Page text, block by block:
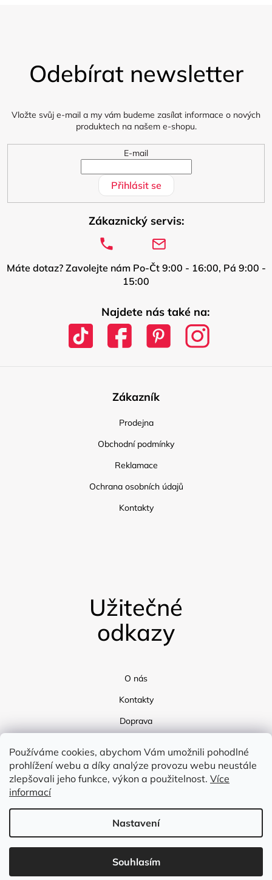
Používáme cookies, abychom Vám umožnili pohodlné
prohlížení webu a díky analýze provozu webu neustále
zlepšovali jeho funkce, výkon a použitelnost. Více
informací
Nastavení
Souhlasím
Odebírat newsletter
Vložte svůj e-mail a my vám budeme zasílat informace o nových
produktech na našem e-shopu.
E-mail
Přihlásit se
Zákaznický servis:
Máte dotaz? Zavolejte nám Po-Čt 9:00 - 16:00, Pá 9:00 -
15:00
Najdete nás také na:
Zákazník
Prodejna
Obchodní podmínky
Reklamace
Ochrana osobních údajů
Kontakty
Užitečné
odkazy
O nás
Kontakty
Doprava
Vytvořil Shoptet
Copyright 2026Flex Tex. Všechna práva vyhrazena.